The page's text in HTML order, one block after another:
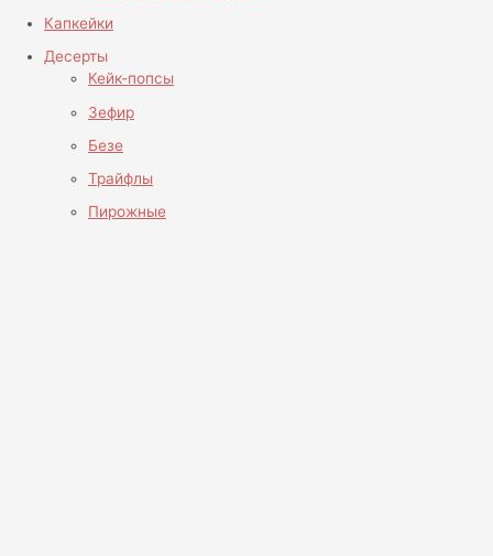
Капкейки
Десерты
Кейк-попсы
Зефир
Безе
Трайфлы
Пирожные